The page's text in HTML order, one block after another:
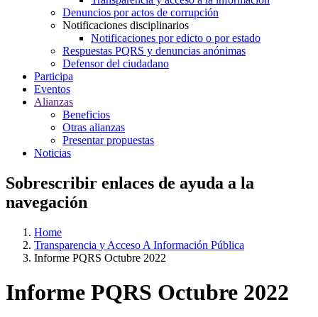
Denuncios por actos de corrupción
Notificaciones disciplinarios
Notificaciones por edicto o por estado
Respuestas PQRS y denuncias anónimas
Defensor del ciudadano
Participa
Eventos
Alianzas
Beneficios
Otras alianzas
Presentar propuestas
Noticias
Sobrescribir enlaces de ayuda a la
navegación
Home
Transparencia y Acceso A Información Pública
Informe PQRS Octubre 2022
Informe PQRS Octubre 2022